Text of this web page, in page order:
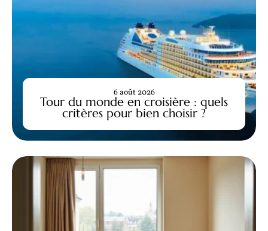
Tour du monde en croisière : quels
critères pour bien choisir ?
6 août 2026